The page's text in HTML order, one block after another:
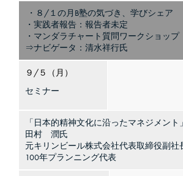
・８/１の月B塾の気づき、学びシェア
・実践者報告：報告者未定
・マンダラチャート質問ワークショップ
⇒ナビゲータ：清水祥行氏
９/５（月）
セミナー
「日本的精神文化に沿ったマネジメント
田村 潤氏
元キリンビール株式会社代表取締役副社
100年プランニング代表